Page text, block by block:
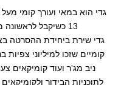
13 כשיקבל לראשונה מצלמת וידאו בבר המצווה שלו.
גדי שירת ביחידת ההסרטה
קומיים שזכו למיליוני
ניב מג'ר ועוד קומיקאים
לתוכניות הבידור